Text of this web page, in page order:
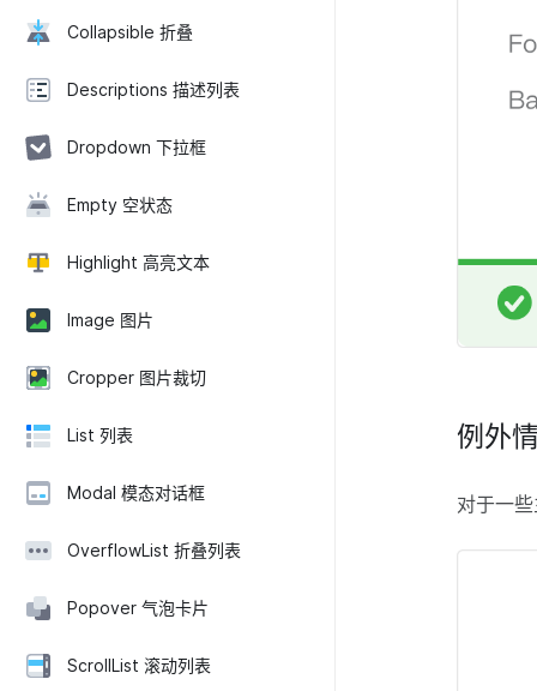
Collapsible 折叠
Descriptions 描述列表
Dropdown 下拉框
Empty 空状态
Highlight 高亮文本
Image 图片
Cropper 图片裁切
List 列表
Modal 模态对话框
OverflowList 折叠列表
Popover 气泡卡片
ScrollList 滚动列表
例外
对于一